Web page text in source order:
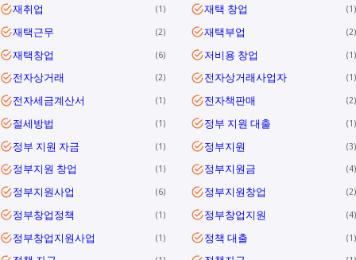
재취업 1 재택 창업 1
재택근무 2 재택부업 2
재택창업 6 저비용 창업 1
전자상거래 2 전자상거래사업자 1
전자세금계산서 1 전자책판매 2
절세방법 1 정부 지원 대출 1
정부 지원 자금 1 정부지원 3
정부지원 창업 1 정부지원금 4
정부지원사업 6 정부지원창업 2
정부창업정책 1 정부창업지원 4
정부창업지원사업 1 정책 대출 1